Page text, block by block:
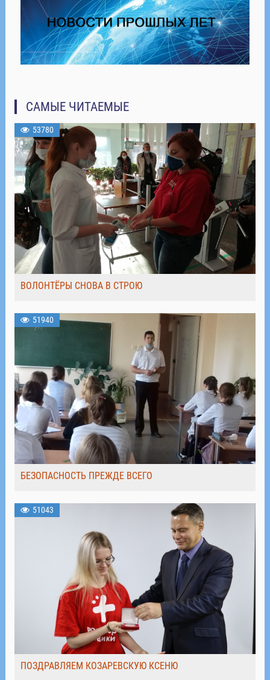
САМЫЕ ЧИТАЕМЫЕ
53780
ВОЛОНТЁРЫ СНОВА В СТРОЮ
51940
БЕЗОПАСНОСТЬ ПРЕЖДЕ ВСЕГО
51043
ПОЗДРАВЛЯЕМ КОЗАРЕВСКУЮ КСЕНЮ